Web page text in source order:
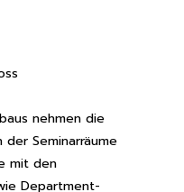
nehmen die
Seminarräume
mit den
Department-